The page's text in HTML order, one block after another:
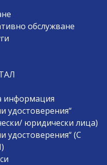
обслужване
информация
удостоверения“
юридически лица)
удостоверения“ (С